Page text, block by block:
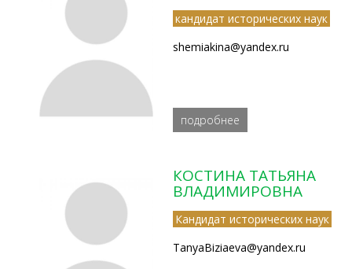
кандидат исторических наук
shemiakina@yandex.ru
подробнее
КОСТИНА ТАТЬЯНА
ВЛАДИМИРОВНА
Кандидат исторических наук
TanyaBiziaeva@yandex.ru